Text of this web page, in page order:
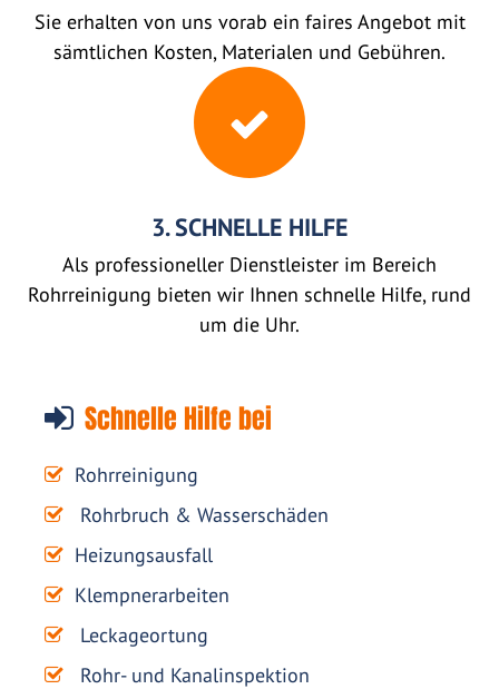
Sie erhalten von uns vorab ein faires Angebot mit
sämtlichen Kosten, Materialen und Gebühren.
3. SCHNELLE HILFE
Als professioneller Dienstleister im Bereich
Rohrreinigung bieten wir Ihnen schnelle Hilfe, rund
um die Uhr.
Schnelle Hilfe bei
Rohrreinigung
Rohrbruch & Wasserschäden
Heizungsausfall
Klempnerarbeiten
Leckageortung
Rohr- und Kanalinspektion